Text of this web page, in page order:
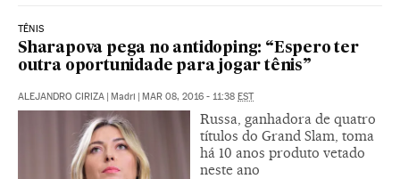
TÊNIS
Sharapova pega no antidoping: “Espero ter
outra oportunidade para jogar tênis”
ALEJANDRO CIRIZA | Madri | MAR 08, 2016 - 11:38 EST
Russa, ganhadora de quatro
títulos do Grand Slam, toma
há 10 anos produto vetado
neste ano